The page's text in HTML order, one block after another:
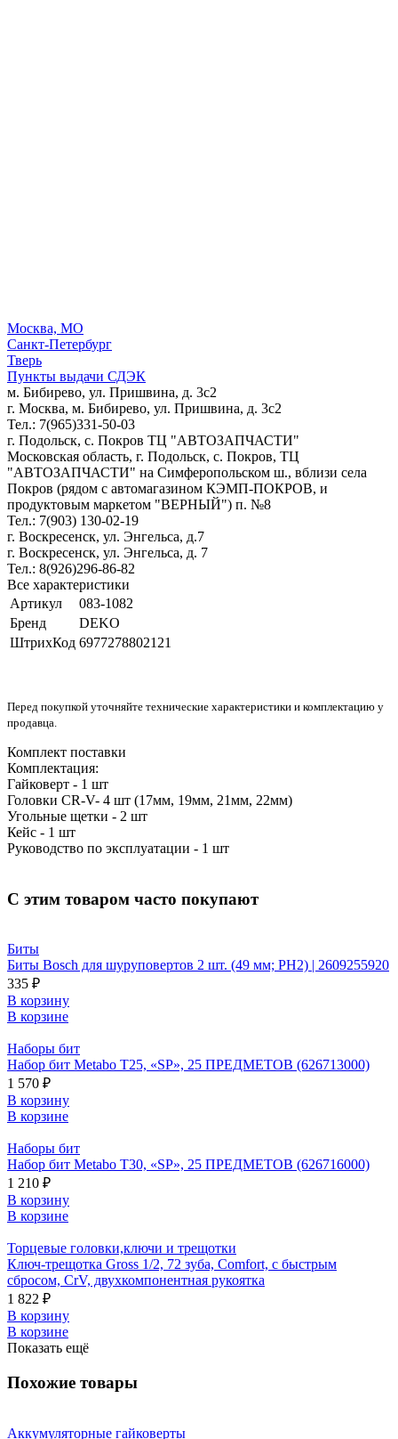
Москва, МО
Санкт-Петербург
Тверь
Пункты выдачи СДЭК
м. Бибирево, ул. Пришвина, д. 3с2
г. Москва, м. Бибирево, ул. Пришвина, д. 3с2
Тел.: 7(965)331-50-03
г. Подольск, c. Покров ТЦ "АВТОЗАПЧАСТИ"
Московская область, г. Подольск, c. Покров, ТЦ
"АВТОЗАПЧАСТИ" на Симферопольском ш., вблизи села
Покров (рядом с автомагазином КЭМП-ПОКРОВ, и
продуктовым маркетом "ВЕРНЫЙ") п. №8
Тел.: 7(903) 130-02-19
г. Воскресенск, ул. Энгельса, д.7
г. Воскресенск, ул. Энгельса, д. 7
Тел.: 8(926)296-86-82
Все характеристики
Артикул
083-1082
Бренд
DEKO
ШтрихКод 6977278802121
Перед покупкой уточняйте технические характеристики и комплектацию у
продавца.
Комплект поставки
Комплектация:
Гайковерт - 1 шт
Головки CR-V- 4 шт (17мм, 19мм, 21мм, 22мм)
Угольные щетки - 2 шт
Кейс - 1 шт
Руководство по эксплуатации - 1 шт
С этим товаром часто покупают
Биты
Биты Bosch для шуруповертов 2 шт. (49 мм; PH2) | 2609255920
335 ₽
В корзину
В корзине
Наборы бит
Набор бит Metabo T25, «SP», 25 ПРЕДМЕТОВ (626713000)
1 570 ₽
В корзину
В корзине
Наборы бит
Набор бит Metabo T30, «SP», 25 ПРЕДМЕТОВ (626716000)
1 210 ₽
В корзину
В корзине
Торцевые головки,ключи и трещотки
Ключ-трещотка Gross 1/2, 72 зуба, Comfort, с быстрым
сбросом, CrV, двухкомпонентная рукоятка
1 822 ₽
В корзину
В корзине
Показать ещё
Похожие товары
Аккумуляторные гайковерты